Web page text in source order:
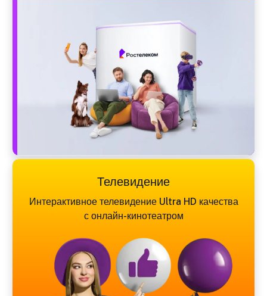
Телевидение
Интерактивное телевидение Ultra HD качества
с онлайн-кинотеатром